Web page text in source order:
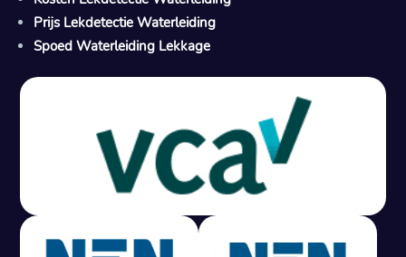
M
Gratis offerte in 24 uur
Geen lekkage? Geen betaling.
Prijs Lekdetectie Waterleiding
Spoed Waterleiding Lekkage